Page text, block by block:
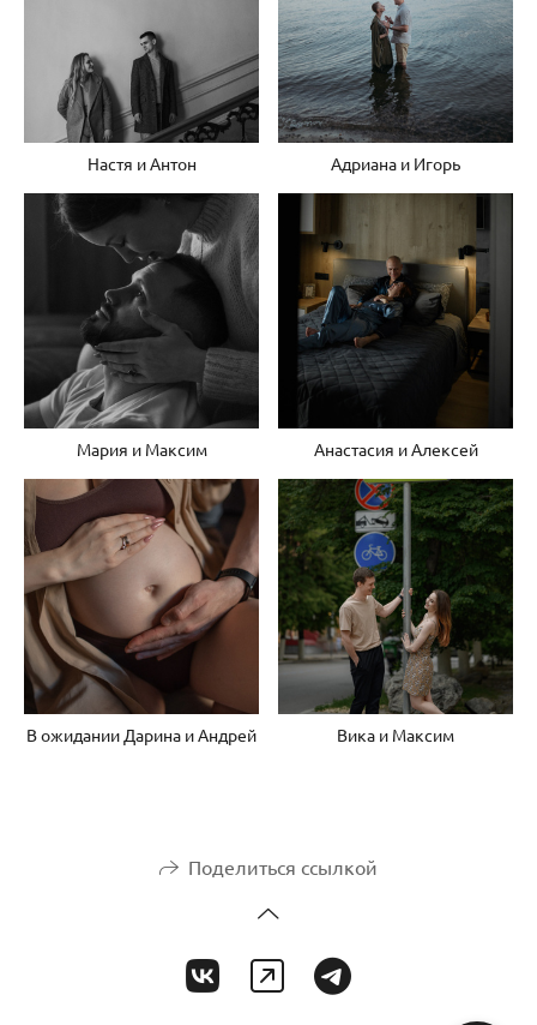
Настя и Антон Адриана и Игорь
Мария и Максим Анастасия и Алексей
В ожидании Дарина и Андрей Вика и Максим
Поделиться ссылкой